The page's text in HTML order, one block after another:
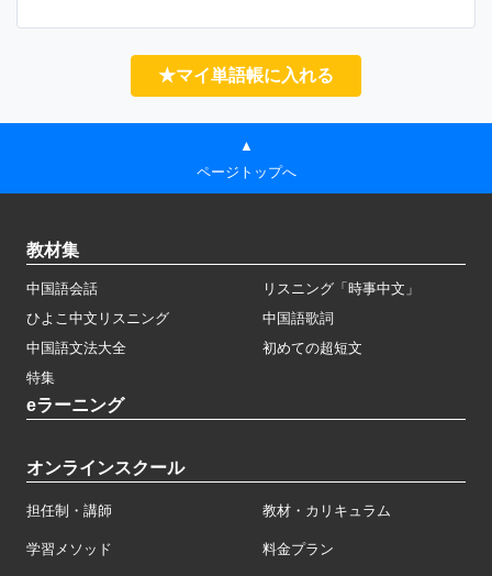
★マイ単語帳に入れる
▲
ページトップへ
教材集
中国語会話
リスニング「時事中文」
ひよこ中文リスニング
中国語歌詞
中国語文法大全
初めての超短文
特集
eラーニング
オンラインスクール
担任制・講師 教材・カリキュラム
学習メソッド 料金プラン